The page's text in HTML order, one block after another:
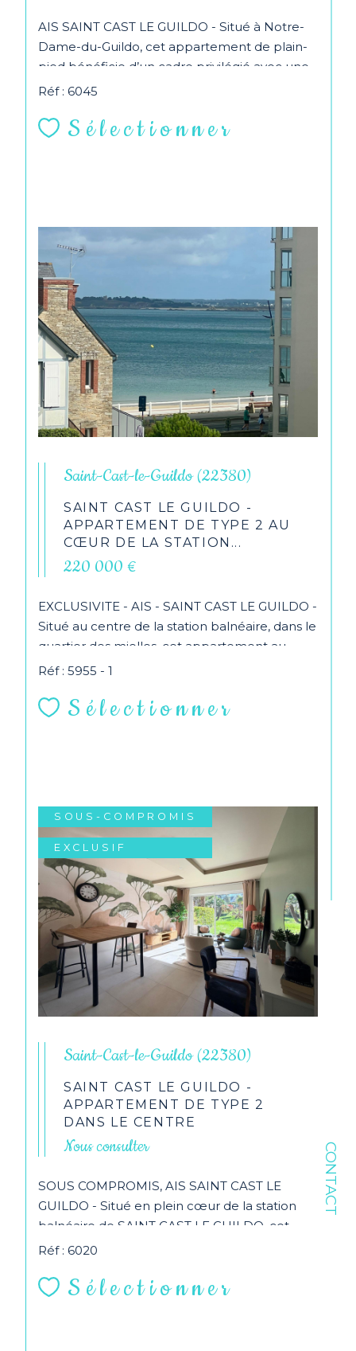
CONTACT
AIS SAINT CAST LE GUILDO - Situé à Notre-
Dame-du-Guildo, cet appartement de plain-
pied bénéficie d’un cadre privilégié avec une
vue agréable...
Réf : 6045
Sélectionner
Saint-Cast-le-Guildo (22380)
SAINT CAST LE GUILDO -
APPARTEMENT DE TYPE 2 AU
CŒUR DE LA STATION...
220 000 €
EXCLUSIVITE - AIS - SAINT CAST LE GUILDO -
Situé au centre de la station balnéaire, dans le
quartier des mielles, cet appartement au...
Réf : 5955 - 1
Sélectionner
SOUS-COMPROMIS
EXCLUSIF
Saint-Cast-le-Guildo (22380)
SAINT CAST LE GUILDO -
APPARTEMENT DE TYPE 2
DANS LE CENTRE
Nous consulter
SOUS COMPROMIS, AIS SAINT CAST LE
GUILDO - Situé en plein cœur de la station
balnéaire de SAINT CAST LE GUILDO, cet
appartement en...
Réf : 6020
Sélectionner